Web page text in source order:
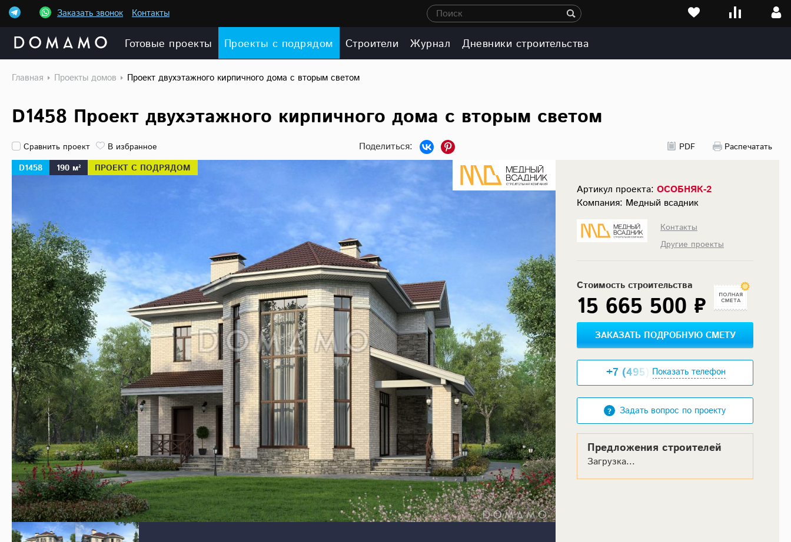
Заказать звонок Контакты Поиск
Готовые проекты Проекты с подрядом Строители Журнал Дневники строительства
Главная Проекты домов Проект двухэтажного кирпичного дома с вторым светом
D1458 Проект двухэтажного кирпичного дома с вторым светом
Сравнить проект В избранное PDF
Распечатать
D1458
190 м² ПРОЕКТ С ПОДРЯДОМ
Артикул проекта: ОСОБНЯК-2
Компания: Медный всадник
Контакты
Другие проекты
Стоимость строительства
15 665 500 ₽
ЗАКАЗАТЬ ПОДРОБНУЮ СМЕТУ
+7 (495) XXX-XX-XX
Показать телефон
Задать вопрос по проекту
Предложения строителей
Загрузка...